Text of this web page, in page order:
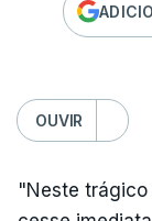
OUVIR
"Neste trágico